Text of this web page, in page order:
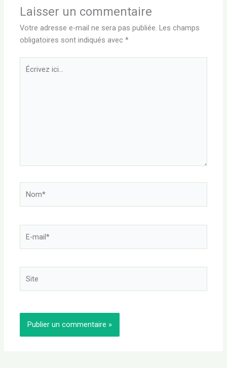
Laisser un commentaire
Votre adresse e-mail ne sera pas publiée. Les champs
obligatoires sont indiqués avec*
ici…
mail*